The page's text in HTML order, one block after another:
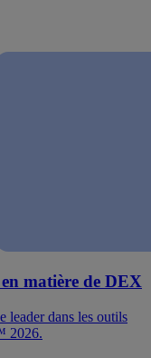
matière de DEX
leader dans les outils
2026.